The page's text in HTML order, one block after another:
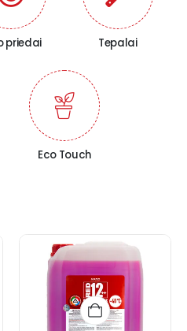
priedai Tepalai
Eco Touch